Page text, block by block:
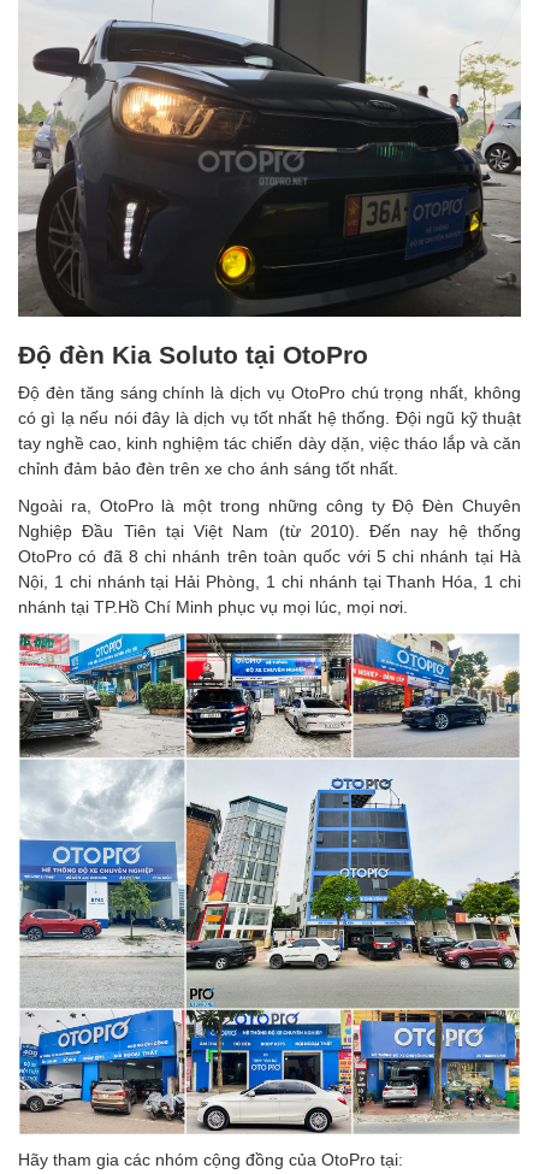
Độ đèn Kia Soluto tại OtoPro
Độ đèn tăng sáng chính là dịch vụ OtoPro chú trọng nhất, không
có gì lạ nếu nói đây là dịch vụ tốt nhất hệ thống. Đội ngũ kỹ thuật
tay nghề cao, kinh nghiệm tác chiến dày dặn, việc tháo lắp và căn
chỉnh đảm bảo đèn trên xe cho ánh sáng tốt nhất.
Ngoài ra, OtoPro là một trong những công ty Độ Đèn Chuyên
Nghiệp Đầu Tiên tại Việt Nam (từ 2010). Đến nay hệ thống
OtoPro có đã 8 chi nhánh trên toàn quốc với 5 chi nhánh tại Hà
Nội, 1 chi nhánh tại Hải Phòng, 1 chi nhánh tại Thanh Hóa, 1 chi
nhánh tại TP.Hồ Chí Minh phục vụ mọi lúc, mọi nơi.
Hãy tham gia các nhóm cộng đồng của OtoPro tại: